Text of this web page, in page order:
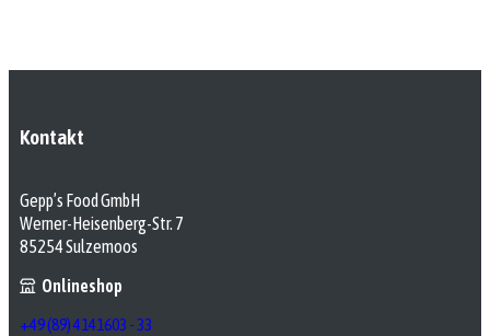
Kontakt
Gepp’s Food GmbH
Werner-Heisenberg-Str. 7
85254 Sulzemoos
Onlineshop
+49 (89) 4141603 - 33